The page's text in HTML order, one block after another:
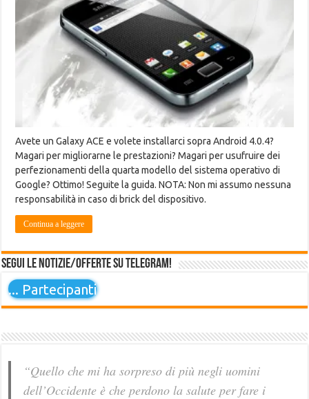
Avete un Galaxy ACE e volete installarci sopra Android 4.0.4?
Magari per migliorarne le prestazioni? Magari per usufruire dei
perfezionamenti della quarta modello del sistema operativo di
Google? Ottimo! Seguite la guida. NOTA: Non mi assumo nessuna
responsabilità in caso di brick del dispositivo.
Continua a leggere
Segui le notizie/offerte su Telegram!
... Partecipanti
“Quello che mi ha sorpreso di più negli uomini
dell’Occidente è che perdono la salute per fare i